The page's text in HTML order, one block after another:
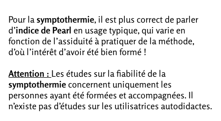
Pour lasymptothermie, il est plus correct de parler
d’indice de Pearl en usage typique, qui varie en
fonction de l’assiduité à pratiquer de la méthode,
d’où l’intérêt d’avoir été bien formé !
Attention : Les études sur la fiabilité de la
symptothermieconcernent uniquement les
personnes ayant été formées et accompagnées. Il
n’existe pas d’études sur les utilisatrices autodidactes.